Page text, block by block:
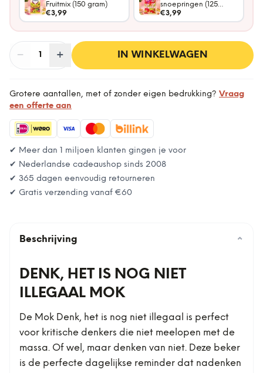
Fruitmix (150 gram)
€3,99
snoepringen (125
gram)
€3,99
− Aantal
1 + IN WINKELWAGEN
Grotere aantallen, met of zonder eigen bedrukking? Vraag
een offerte aan
✔ Meer dan 1 miljoen klanten gingen je voor
✔ Nederlandse cadeaushop sinds 2008
✔ 365 dagen eenvoudig retourneren
✔ Gratis verzending vanaf €60
Beschrijving ⌄
DENK, HET IS NOG NIET
ILLEGAAL MOK
De Mok Denk, het is nog niet illegaal is perfect
voor kritische denkers die niet meelopen met de
massa. Of wel, maar denken van niet. Deze beker
is de perfecte dagelijkse reminder dat nadenken